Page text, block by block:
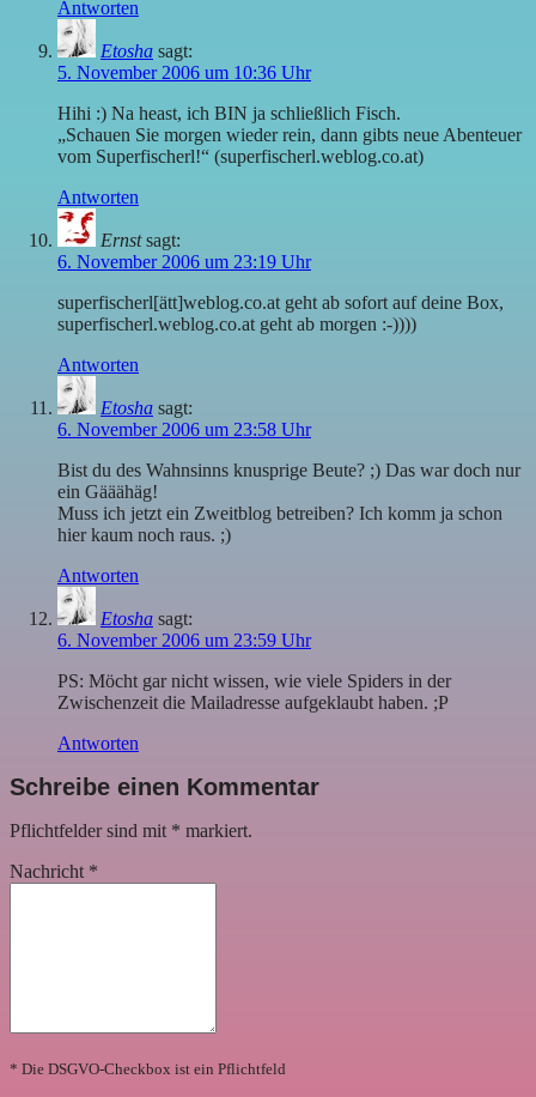
Antworten
Etosha sagt:
5. November 2006 um 10:36 Uhr
Hihi :) Na heast, ich BIN ja schließlich Fisch.
„Schauen Sie morgen wieder rein, dann gibts neue Abenteuer
vom Superfischerl!“ (superfischerl.weblog.co.at)
Antworten
Ernst sagt:
6. November 2006 um 23:19 Uhr
superfischerl[ätt]weblog.co.at geht ab sofort auf deine Box,
superfischerl.weblog.co.at geht ab morgen :-))))
Antworten
Etosha sagt:
6. November 2006 um 23:58 Uhr
Bist du des Wahnsinns knusprige Beute? ;) Das war doch nur
ein Gääähäg!
Muss ich jetzt ein Zweitblog betreiben? Ich komm ja schon
hier kaum noch raus. ;)
Antworten
Etosha sagt:
6. November 2006 um 23:59 Uhr
PS: Möcht gar nicht wissen, wie viele Spiders in der
Zwischenzeit die Mailadresse aufgeklaubt haben. ;P
Antworten
Schreibe einen Kommentar
Pflichtfelder sind mit * markiert.
Nachricht *
* Die DSGVO-Checkbox ist ein Pflichtfeld